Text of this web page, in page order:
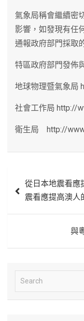
氣象局稱會繼續密
影響，如發現有任
通報政府部門採取
特區政府部門發佈
地球物理暨氣象局
社會工作局 http://
衛生局 http://
章 從日本地震看應
震看應提高澳人
與
e